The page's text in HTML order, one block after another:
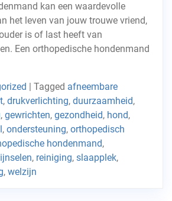
kan een waardevolle
het leven van jouw trouwe vriend,
is of last heeft van
Een orthopedische hondenmand
| Tagged afneembare
, drukverlichting, duurzaamheid,
, gewrichten, gezondheid, hond,
, ondersteuning, orthopedisch
hondenmand,
, reiniging, slaapplek,
, welzijn